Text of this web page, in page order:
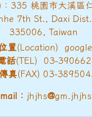
335 桃園市大溪區
7th St., Daxi Dist.,
335006, Taiwan
置(Location)
話(TEL) 03-
真(FAX) 03-
： jhjhs@